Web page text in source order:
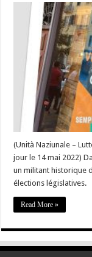
(Unità Naziunale –
jour le 14 mai 2022)
un militant historique
élections législatives.
Read More »